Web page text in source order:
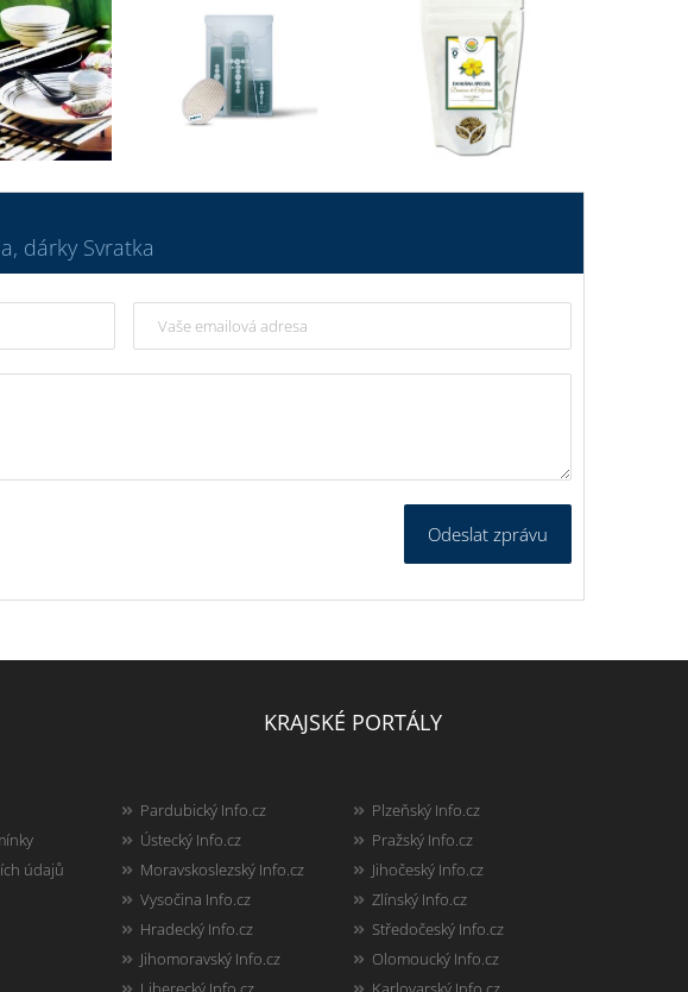
dárky Svratka
Odeslat zprávu
údajů
KRAJSKÉ PORTÁLY
Pardubický Info.cz
Ústecký Info.cz
Moravskoslezský Info.cz
Vysočina Info.cz
Hradecký Info.cz
Jihomoravský Info.cz
Plzeňský Info.cz
Pražský Info.cz
Jihočeský Info.cz
Zlínský Info.cz
Středočeský Info.cz
Olomoucký Info.cz